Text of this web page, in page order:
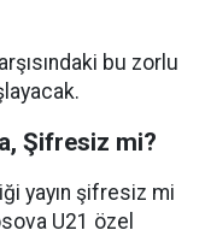
bu zorlu
Şifresiz mi?
yayın şifresiz mi
U21 özel